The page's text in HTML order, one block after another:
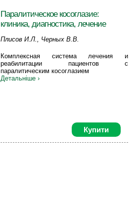
Паралитическое косоглазие:
клиника, диагностика, лечение
Плисов И.Л., Черных В.В.
Комплексная система лечения и
реабилитации пациентов с
паралитическим косоглазием
Детальніше ›
Купити